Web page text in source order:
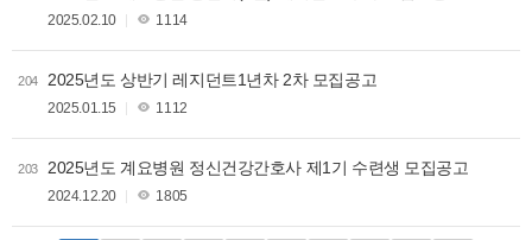
2025.02.10 1114
204 2025년도 상반기 레지던트1년차 2차 모집공고
2025.01.15 1112
203 2025년도 계요병원 정신건강간호사 제1기 수련생 모집공고
2024.12.20 1805